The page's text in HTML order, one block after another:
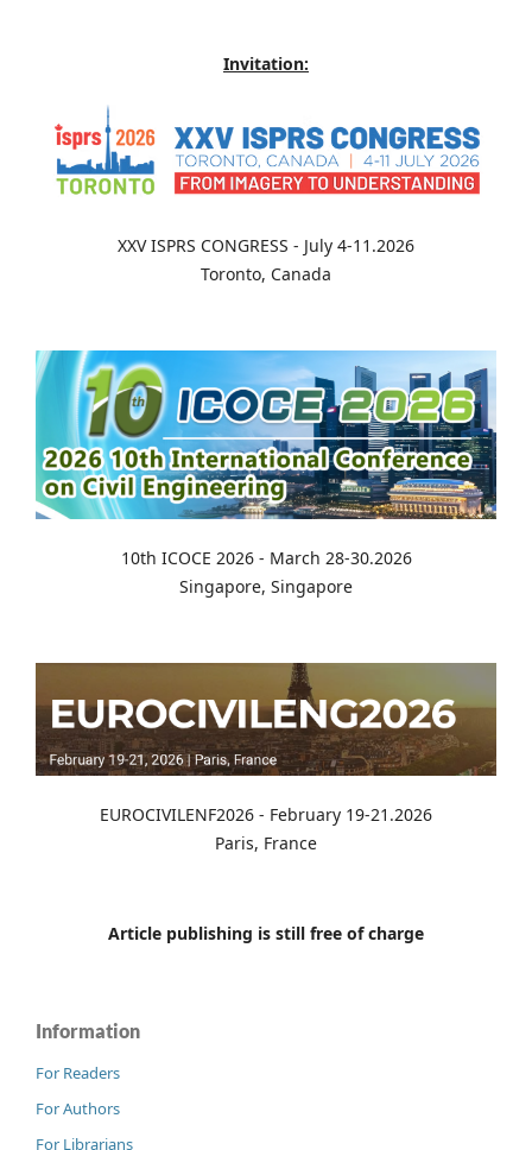
Invitation:
XXV ISPRS CONGRESS - July 4-11.2026
Toronto, Canada
10th ICOCE 2026 - March 28-30.2026
Singapore, Singapore
EUROCIVILENF2026 - February 19-21.2026
Paris, France
Article publishing is still free of charge
Information
For Readers
For Authors
For Librarians